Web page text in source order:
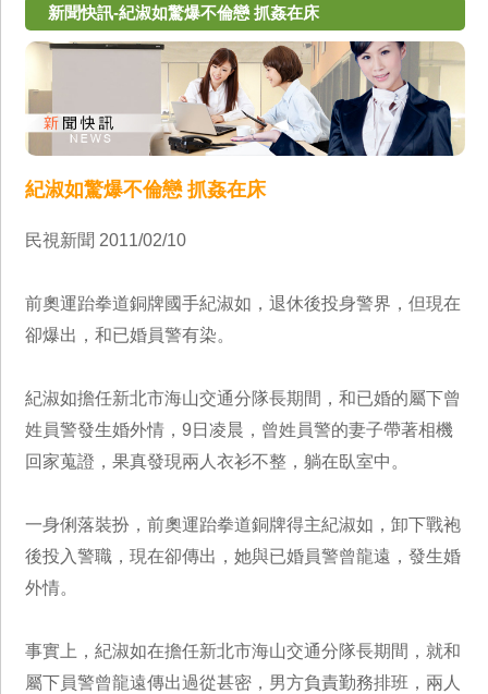
新聞快訊-紀淑如驚爆不倫戀 抓姦在床
紀淑如驚爆不倫戀 抓姦在床
民視新聞 2011/02/10
前奧運跆拳道銅牌國手紀淑如，退休後投身警界，但現在
卻爆出，和已婚員警有染。
紀淑如擔任新北市海山交通分隊長期間，和已婚的屬下曾
姓員警發生婚外情，9日凌晨，曾姓員警的妻子帶著相機
回家蒐證，果真發現兩人衣衫不整，躺在臥室中。
一身俐落裝扮，前奧運跆拳道銅牌得主紀淑如，卸下戰袍
後投入警職，現在卻傳出，她與已婚員警曾龍遠，發生婚
外情。
事實上，紀淑如在擔任新北市海山交通分隊長期間，就和
屬下員警曾龍遠傳出過從甚密，男方負責勤務排班，兩人